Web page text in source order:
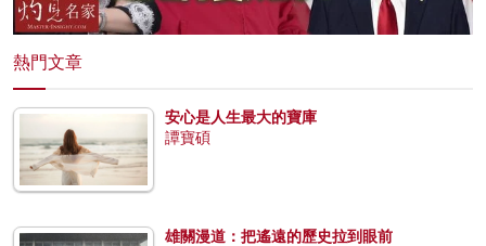
熱門文章
安心是人生最大的寶庫
譚寶碩
雄關漫道：把遙遠的歷史拉到眼前